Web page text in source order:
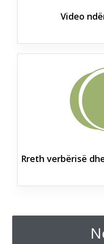
Video
Rreth verbërisë